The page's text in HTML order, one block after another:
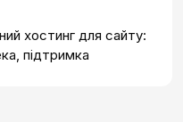
хостинг для сайту:
підтримка